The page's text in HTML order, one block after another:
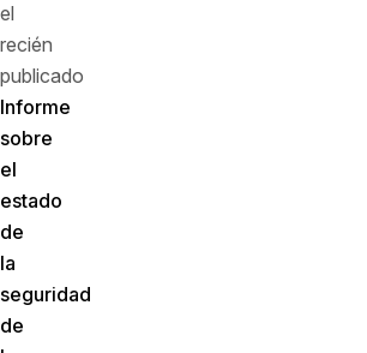
el
recién
publicado
Informe
sobre
el
estado
de
la
seguridad
de